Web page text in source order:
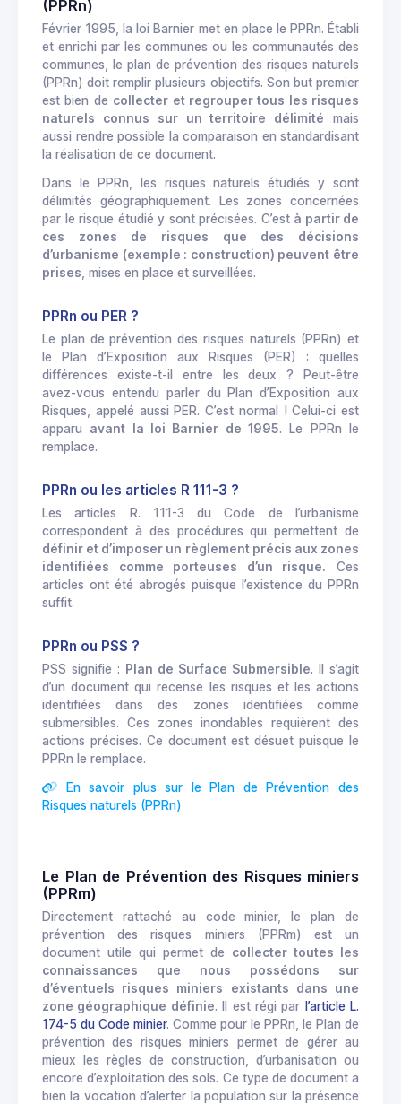
(PPRn)
Février 1995, la loi Barnier met en place le PPRn. Établi
et enrichi par les communes ou les communautés des
communes, le plan de prévention des risques naturels
(PPRn) doit remplir plusieurs objectifs. Son but premier
est bien de collecter et regrouper tous les risques
naturels connus sur un territoire délimité mais
aussi rendre possible la comparaison en standardisant
la réalisation de ce document.
Dans le PPRn, les risques naturels étudiés y sont
délimités géographiquement. Les zones concernées
par le risque étudié y sont précisées. C’est à partir de
ces zones de risques que des décisions
d’urbanisme (exemple : construction) peuvent être
prises, mises en place et surveillées.
PPRn ou PER ?
Le plan de prévention des risques naturels (PPRn) et
le Plan d’Exposition aux Risques (PER) : quelles
différences existe-t-il entre les deux ? Peut-être
avez-vous entendu parler du Plan d’Exposition aux
Risques, appelé aussi PER. C’est normal ! Celui-ci est
apparu avant la loi Barnier de 1995. Le PPRn le
remplace.
PPRn ou les articles R 111-3 ?
Les articles R. 111-3 du Code de l’urbanisme
correspondent à des procédures qui permettent de
définir et d’imposer un règlement précis aux zones
identifiées comme porteuses d’un risque. Ces
articles ont été abrogés puisque l’existence du PPRn
suffit.
PPRn ou PSS ?
PSS signifie : Plan de Surface Submersible. Il s’agit
d’un document qui recense les risques et les actions
identifiées dans des zones identifiées comme
submersibles. Ces zones inondables requièrent des
actions précises. Ce document est désuet puisque le
PPRn le remplace.
En savoir plus sur le Plan de Prévention des
Risques naturels (PPRn)
Le Plan de Prévention des Risques miniers
(PPRm)
Directement rattaché au code minier, le plan de
prévention des risques miniers (PPRm) est un
document utile qui permet de collecter toutes les
connaissances que nous possédons sur
d’éventuels risques miniers existants dans une
zone géographique définie. Il est régi par l’article L.
174-5 du Code minier. Comme pour le PPRn, le Plan de
prévention des risques miniers permet de gérer au
mieux les règles de construction, d’urbanisation ou
encore d’exploitation des sols. Ce type de document a
bien la vocation d’alerter la population sur la présence